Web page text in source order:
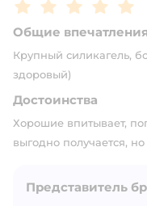
Общие впечатления
Крупный силикагель,
здоровый)
Достоинства
Хорошие впитывает,
выгодно получается,
Представитель